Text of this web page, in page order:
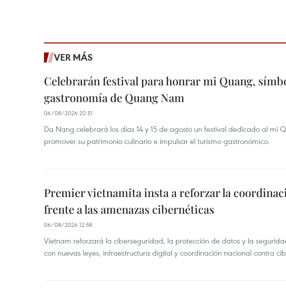
VER MÁS
Celebrarán festival para honrar mi Quang,
gastronomía de Quang Nam
06/08/2026 20:51
Da Nang celebrará los días 14 y 15 de agosto un festival dedicado al mi
promover su patrimonio culinario e impulsar el turismo gastronómico.
Premier vietnamita insta a reforzar la
frente a las amenazas cibernéticas
06/08/2026 12:58
Vietnam reforzará la ciberseguridad, la protección de datos y la
con nuevas leyes, infraestructura digital y coordinación nacional contra